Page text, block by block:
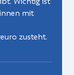
mit
zusteht.